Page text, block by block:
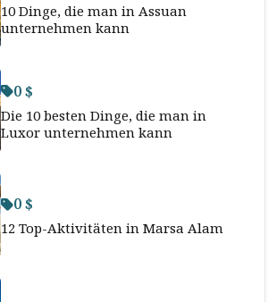
10 Dinge, die man in Assuan
unternehmen kann
0 $
Die 10 besten Dinge, die man in
Luxor unternehmen kann
0 $
12 Top-Aktivitäten in Marsa Alam